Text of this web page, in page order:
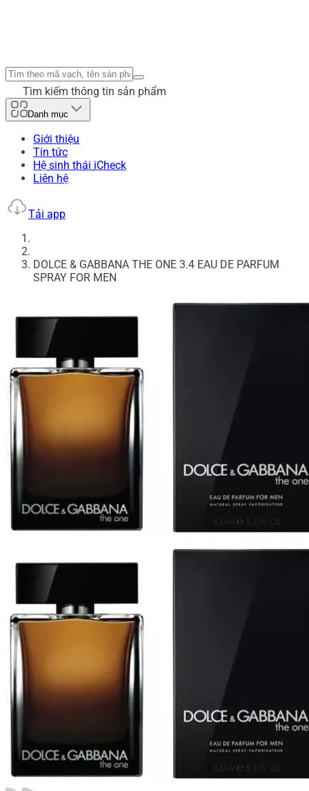
Tìm kiếm thông tin sản phẩm
Danh mục
Giới thiệu
Tin tức
Hệ sinh thái iCheck
Liên hệ
Tải app
DOLCE & GABBANA THE ONE 3.4 EAU DE PARFUM
SPRAY FOR MEN